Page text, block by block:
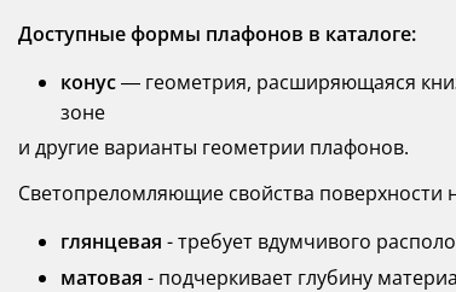
Доступные формы плафонов в каталоге:
конус— геометрия, расширяющаяся
зоне
и другие варианты геометрии плафонов.
Светопреломляющие свойства
глянцевая - требует вдумчивого
матовая - подчеркивает глубину